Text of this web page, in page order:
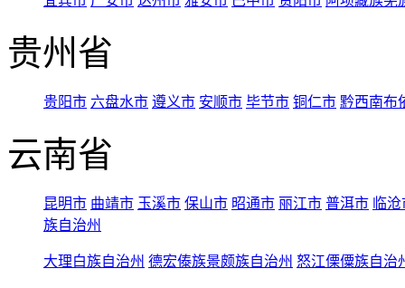
贵州省
贵阳市 六盘水市 遵义市 安顺市 毕节市 铜仁市 黔西南布
云南省
昆明市 曲靖市 玉溪市 保山市 昭通市 丽江市 普洱市 临
族自治州
大理白族自治州 德宏傣族景颇族自治州 怒江傈僳族自治